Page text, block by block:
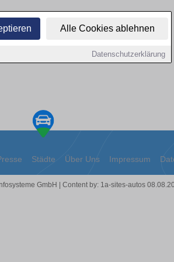
Alle Cookies ablehnen
Datenschutzerklärung
Städte Über Uns Impressum
GmbH | Content by: 1a-sites-autos